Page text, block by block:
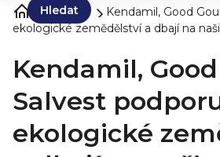
Hledat
Blog ❀
Kendamil, Good
ekologické zemědělství a dbají na
Kendamil,
Salvest
ekologické